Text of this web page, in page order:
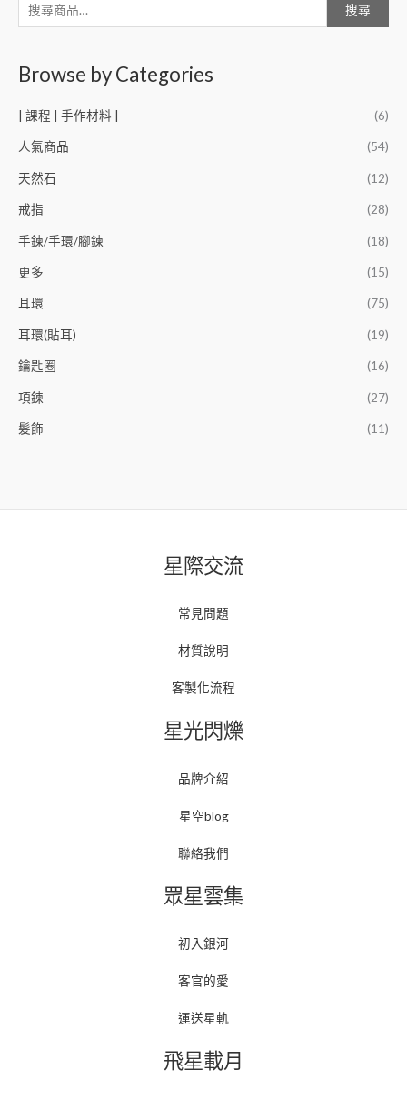
搜尋
Browse by Categories
| 課程 | 手作材料 | (6)
人氣商品 (54)
天然石 (12)
戒指 (28)
手鍊/手環/腳鍊 (18)
更多 (15)
耳環 (75)
耳環(貼耳) (19)
鑰匙圈 (16)
項鍊 (27)
髮飾 (11)
星際交流
常見問題
材質說明
客製化流程
星光閃爍
品牌介紹
星空blog
聯絡我們
眾星雲集
初入銀河
客官的愛
運送星軌
飛星載月